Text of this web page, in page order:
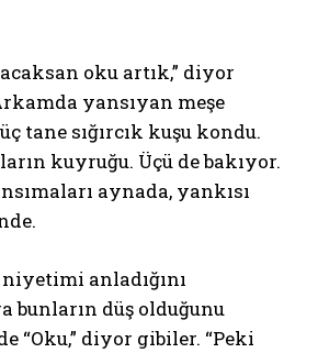
oku artık,” diyor
yansıyan meşe
tane sığırcık kuşu kondu.
kuyruğu. Üçü de bakıyor.
aynada, yankısı
anladığını
bunların düş olduğunu
“Oku,” diyor gibiler. “Peki